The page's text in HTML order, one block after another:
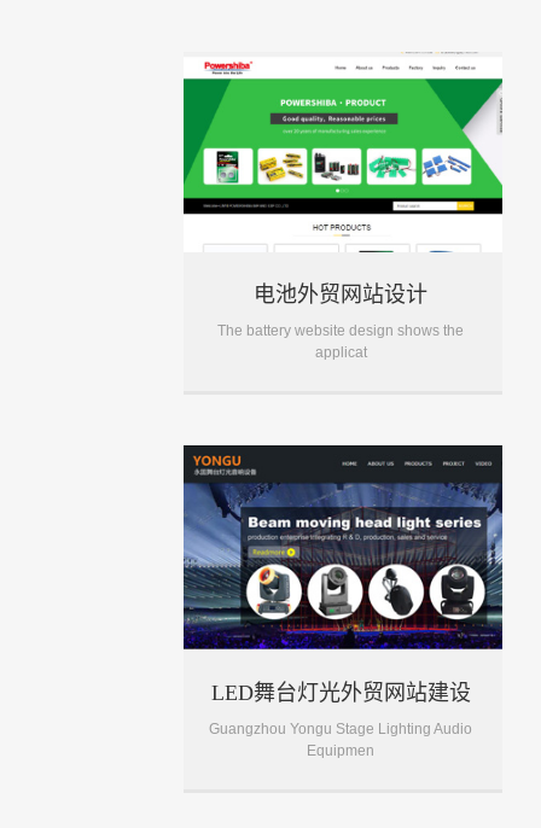
电池外贸网站设计
The battery website design shows the
applicat
LED舞台灯光外贸网站建设
Guangzhou Yongu Stage Lighting Audio
Equipmen